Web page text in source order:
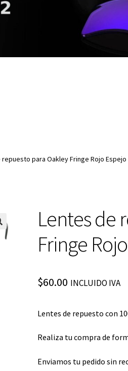
para Oakley Fringe Rojo Espejo
Lentes de
Fringe
$60.00 INCLUIDO IVA
Lentes de repuesto con
Realiza tu compra de
Enviamos tu pedido sin